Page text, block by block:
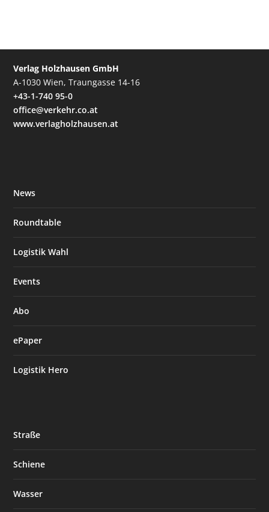
Verlag Holzhausen GmbH
A-1030 Wien, Traungasse 14-16
+43-1-740 95-0
office@verkehr.co.at
www.verlagholzhausen.at
News
Roundtable
Logistik Wahl
Events
Abo
ePaper
Logistik Hero
Straße
Schiene
Wasser